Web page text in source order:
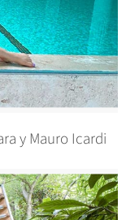
y Mauro Icardi